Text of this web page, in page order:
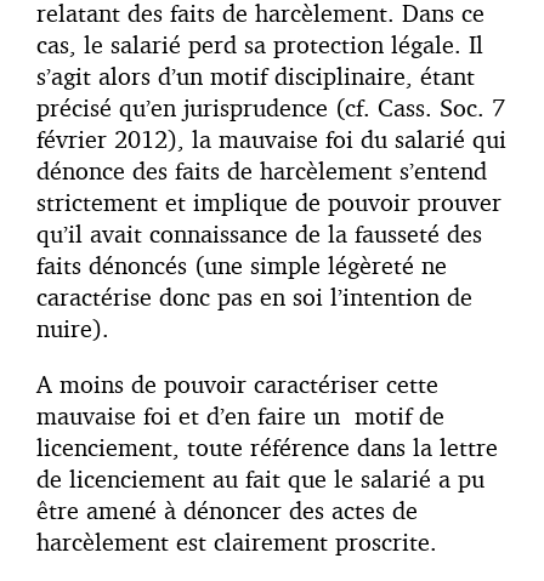
relatant des faits de harcèlement. Dans ce
cas, le salarié perd sa protection légale. Il
s’agit alors d’un motif disciplinaire, étant
précisé qu’en jurisprudence (cf. Cass. Soc. 7
février 2012), la mauvaise foi du salarié qui
dénonce des faits de harcèlement s’entend
strictement et implique de pouvoir prouver
qu’il avait connaissance de la fausseté des
faits dénoncés (une simple légèreté ne
caractérise donc pas en soi l’intention de
nuire).
A moins de pouvoir caractériser cette
mauvaise foi et d’en faire un motif de
licenciement, toute référence dans la lettre
de licenciement au fait que le salarié a pu
être amené à dénoncer des actes de
harcèlement est clairement proscrite.